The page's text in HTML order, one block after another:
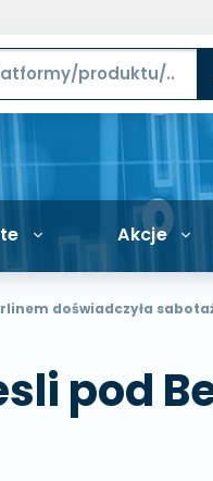
Akcje
doświadczyła
pod